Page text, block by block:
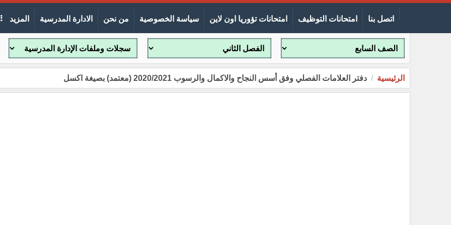
اتصل بنا امتحانات التوظيف امتحانات تؤوريا اون لاين سياسة الخصوصية من نحن الادارة المدرسية المزيد
الرئيسية دفتر العلامات الفصلي وفق أسس النجاح والاكمال والرسوب 2020/2021 (معتمد) بصيغة اكسل